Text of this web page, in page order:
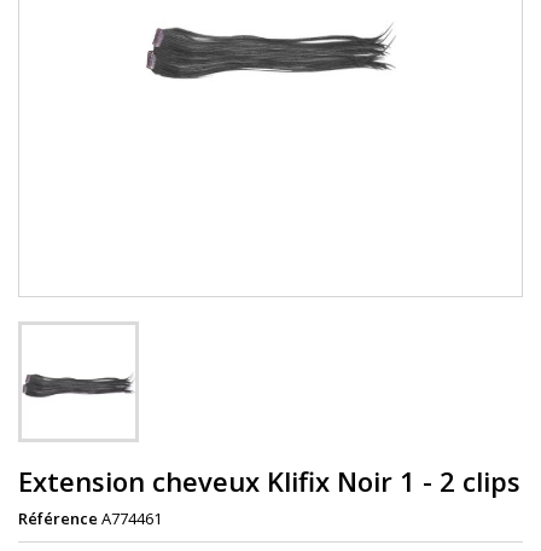
Extension cheveux Klifix Noir 1 - 2 clips
Référence A774461